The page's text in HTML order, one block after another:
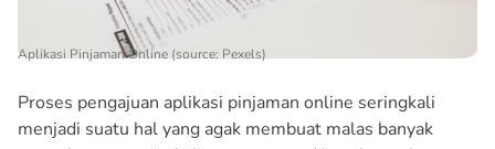
Aplikasi Pinjaman Online (source: Pexels)
Proses pengajuan aplikasi pinjaman online seringkali
menjadi suatu hal yang agak membuat malas banyak